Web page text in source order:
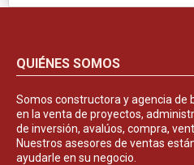
QUIÉNES SOMOS
Somos constructora y agencia de
en la venta de proyectos,
de inversión, avalúos, compra,
Nuestros asesores de ventas
ayudarle en su negocio.